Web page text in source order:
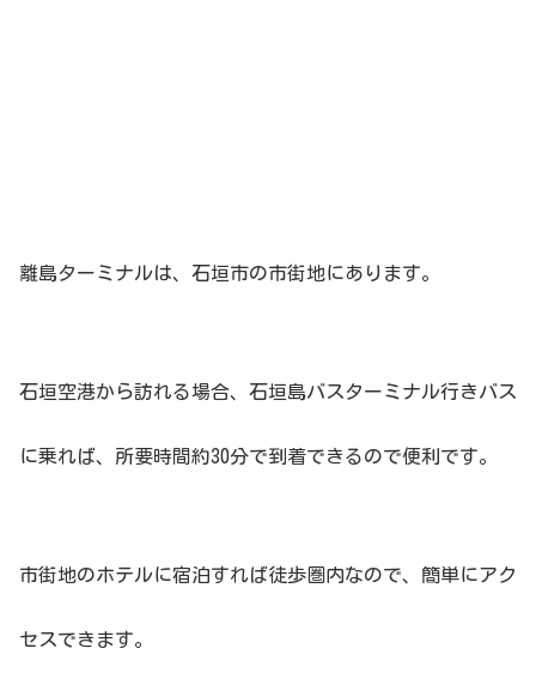
離島ターミナルは、石垣市の市街地にあります。
石垣空港から訪れる場合、石垣島バスターミナル行きバス
に乗れば、所要時間約30分で到着できるので便利です。
市街地のホテルに宿泊すれば徒歩圏内なので、簡単にアク
セスできます。